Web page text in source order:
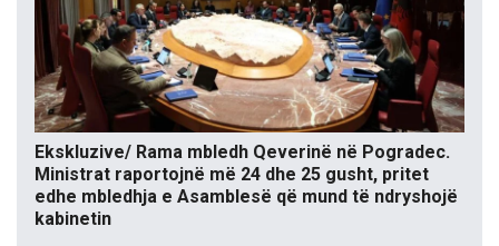
Ekskluzive/ Rama mbledh Qeverinë në Pogradec.
Ministrat raportojnë më 24 dhe 25 gusht, pritet
edhe mbledhja e Asamblesë që mund të ndryshojë
kabinetin